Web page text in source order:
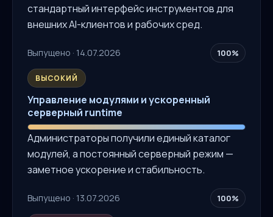
стандартный интерфейс инструментов для
внешних AI-клиентов и рабочих сред.
Выпущено · 14.07.2026 100%
ВЫСОКИЙ
Управление модулями и ускоренный
серверный runtime
Администраторы получили единый каталог
модулей, а постоянный серверный режим —
заметное ускорение и стабильность.
Выпущено · 13.07.2026 100%